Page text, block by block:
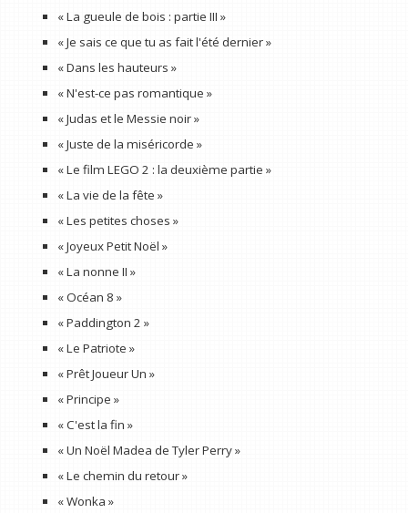
« La gueule de bois : partie III »
« Je sais ce que tu as fait l'été dernier »
« Dans les hauteurs »
« N'est-ce pas romantique »
« Judas et le Messie noir »
« Juste de la miséricorde »
« Le film LEGO 2 : la deuxième partie »
« La vie de la fête »
« Les petites choses »
« Joyeux Petit Noël »
« La nonne II »
« Océan 8 »
« Paddington 2 »
« Le Patriote »
« Prêt Joueur Un »
« Principe »
« C'est la fin »
« Un Noël Madea de Tyler Perry »
« Le chemin du retour »
« Wonka »